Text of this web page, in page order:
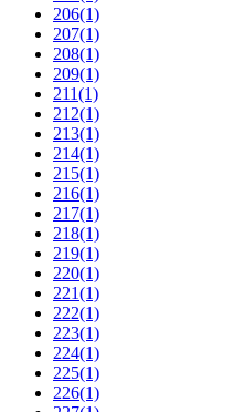
206(1)
207(1)
208(1)
209(1)
211(1)
212(1)
213(1)
214(1)
215(1)
216(1)
217(1)
218(1)
219(1)
220(1)
221(1)
222(1)
223(1)
224(1)
225(1)
226(1)